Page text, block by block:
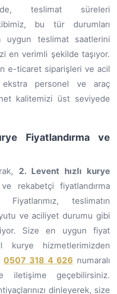
teslimat süreleri
bu tür durumları
uygun teslimat saatlerini
en verimli şekilde taşıyor.
e-ticaret siparişleri ve acil
personel ve araç
kalitemizi üst seviyede
Fiyatlandırma ve
2. Levent hızlı kurye
rekabetçi fiyatlandırma
teslimatın
ve aciliyet durumu gibi
Size en uygun fiyat
hizmetlerimizden
0507 318 4 626 numaralı
iletişime geçebilirsiniz.
dinleyerek, size